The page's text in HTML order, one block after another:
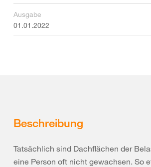
Ausgabe
01.01.2022
Beschreibung
Tatsächlich sind Dachflächen der
eine Person oft nicht gewachsen. So